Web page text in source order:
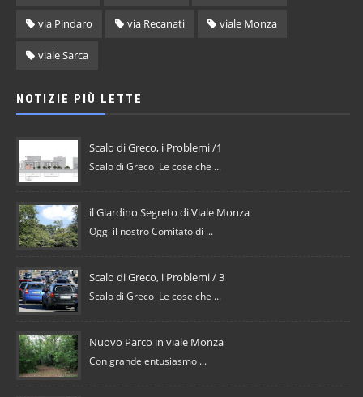
via Pindaro via Recanati viale Monza
viale Sarca
NOTIZIE PIÙ LETTE
Scalo di Greco, i Problemi /1
Scalo di Greco Le cose che ...
il Giardino Segreto di Viale Monza
Oggi il nostro Comitato di ...
Scalo di Greco, i Problemi / 3
Scalo di Greco Le cose che ...
Nuovo Parco in viale Monza
Con grande entusiasmo ...